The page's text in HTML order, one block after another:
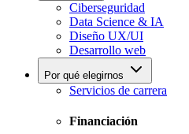
Ciberseguridad
Data Science & IA
Diseño UX/UI
Desarrollo web
Por qué elegirnos
Servicios de carrera
Financiación